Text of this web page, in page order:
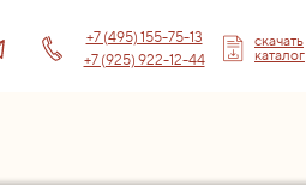
+7 (495) 155-75-13
+7 (925) 922-12-44
скачать
каталог